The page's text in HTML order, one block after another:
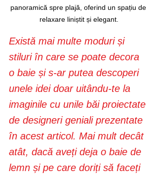
panoramică spre plajă, oferind un spațiu de
relaxare liniștit și elegant.
Există mai multe moduri și
stiluri în care se poate decora
o baie și s-ar putea descoperi
unele idei doar uitându-te la
imaginile cu unile băi proiectate
de designeri geniali prezentate
în acest articol. Mai mult decât
atât, dacă aveți deja o baie de
lemn și pe care doriți să faceți